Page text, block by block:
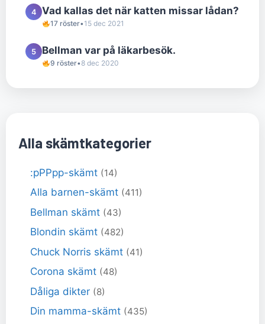
4 Vad kallas det när katten missar lådan?
17 röster•15 dec 2021
5 Bellman var på läkarbesök.
9 röster•8 dec 2020
Alla skämtkategorier
:pPPpp-skämt (14)
Alla barnen-skämt (411)
Bellman skämt (43)
Blondin skämt (482)
Chuck Norris skämt (41)
Corona skämt (48)
Dåliga dikter (8)
Din mamma-skämt (435)